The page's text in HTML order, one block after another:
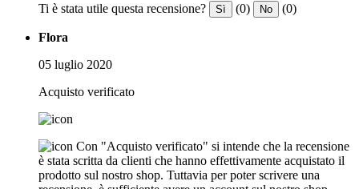
Ti è stata utile questa recensione? Sì (0) No (0)
Flora
05 luglio 2020
Acquisto verificato
Con "Acquisto verificato" si intende che la recensione
è stata scritta da clienti che hanno effettivamente acquistato il
prodotto sul nostro shop. Tuttavia per poter scrivere una